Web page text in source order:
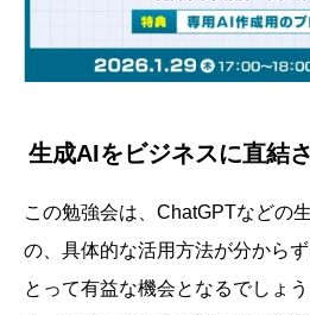
生成AIをビジネスに直結
この勉強会は、ChatGPTなどの
の、具体的な活用方法が分から
とって有益な機会となるでしょ